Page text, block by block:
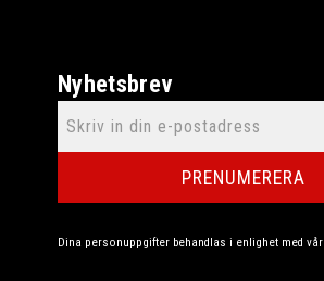
Nyhetsbrev
PRENUMERERA
Dina personuppgifter behandlas i enlighet med vår